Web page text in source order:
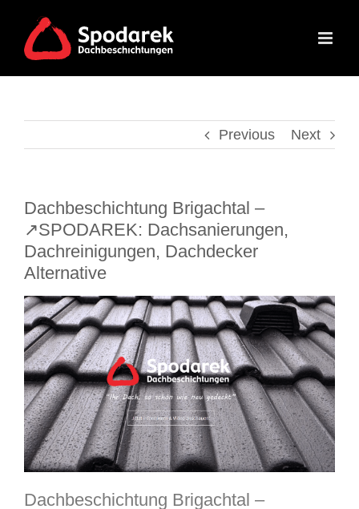
content
Previous Next
Dachbeschichtung Brigachtal –
↗️SPODAREK: Dachsanierungen,
Dachreinigungen, Dachdecker
Alternative
Dachbeschichtung Brigachtal –